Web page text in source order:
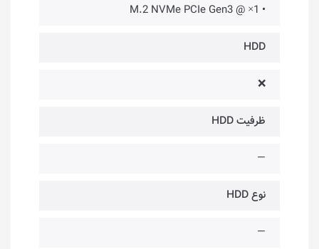
• 1× @ M.2 NVMe PCIe Gen3
HDD
❌
ظرفیت HDD
—
نوع HDD
—